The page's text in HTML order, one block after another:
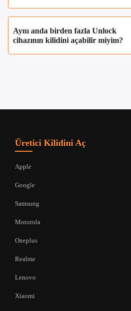
Aynı anda birden fazla Unlock
cihazının kilidini açabilir miyim?
Üretici Kilidini Aç
Apple
Google
Samsung
Motorola
Oneplus
Realme
Lenovo
Xiaomi